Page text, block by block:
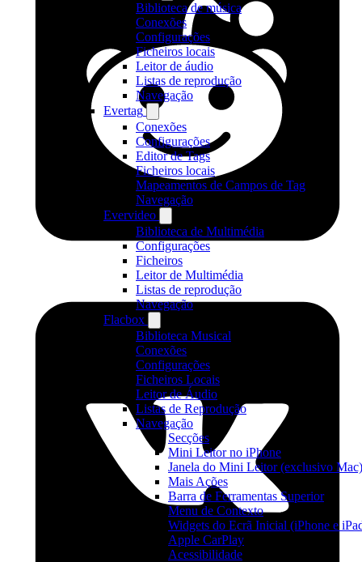
Biblioteca de música
Conexões
Configurações
Ficheiros locais
Leitor de áudio
Listas de reprodução
Navegação
Evertag
Conexões
Configurações
Editor de Tags
Ficheiros locais
Mapeamentos de Campos de Tag
Navegação
Evervideo
Biblioteca de Multimédia
Configurações
Ficheiros
Leitor de Multimédia
Listas de reprodução
Navegação
Flacbox
Biblioteca Musical
Conexões
Configurações
Ficheiros Locais
Leitor de Áudio
Listas de Reprodução
Navegação
Secções
Mini Leitor no iPhone
Janela do Mini Leitor (exclusivo Mac)
Mais Ações
Barra de Ferramentas Superior
Menu de Contexto
Widgets do Ecrã Inicial (iPhone e
Apple CarPlay
Acessibilidade